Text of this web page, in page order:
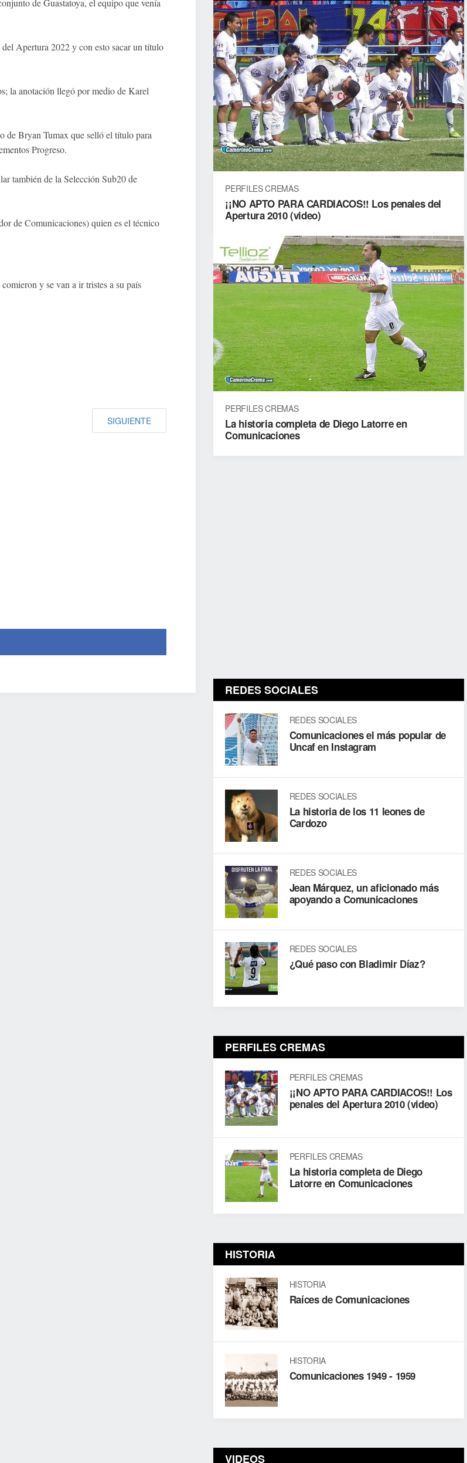
de Guastatoya, el equipo que venía
Apertura 2022 y con esto sacar un título
la anotación llegó por medio de Karel
de Bryan Tumax que selló el título para
Progreso.
también de la Selección Sub20 de
de Comunicaciones) quien es el técnico
y se van a ir tristes a su país
SIGUIENTE
PERFILES CREMAS
¡¡NO APTO PARA CARDIACOS!! Los penales del
Apertura 2010 (video)
PERFILES CREMAS
La historia completa de Diego Latorre en
Comunicaciones
REDES SOCIALES
REDES SOCIALES
Comunicaciones el más popular de
Uncaf en Instagram
REDES SOCIALES
La historia de los 11 leones de
Cardozo
REDES SOCIALES
Jean Márquez, un aficionado más
apoyando a Comunicaciones
REDES SOCIALES
¿Qué paso con Bladimir Díaz?
PERFILES CREMAS
PERFILES CREMAS
¡¡NO APTO PARA CARDIACOS!! Los
penales del Apertura 2010 (video)
PERFILES CREMAS
La historia completa de Diego
Latorre en Comunicaciones
HISTORIA
HISTORIA
Raíces de Comunicaciones
HISTORIA
Comunicaciones 1949 - 1959
VIDEOS